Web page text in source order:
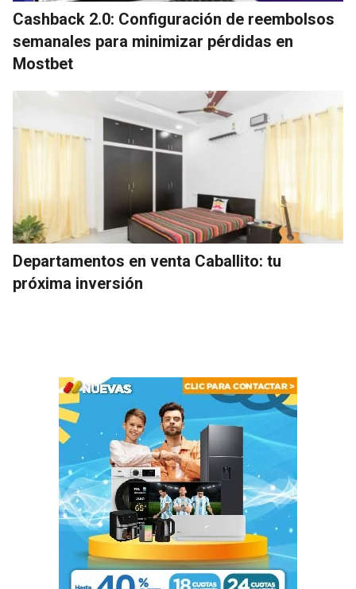
Cashback 2.0: Configuración de reembolsos
semanales para minimizar pérdidas en
Mostbet
Departamentos en venta Caballito: tu
próxima inversión